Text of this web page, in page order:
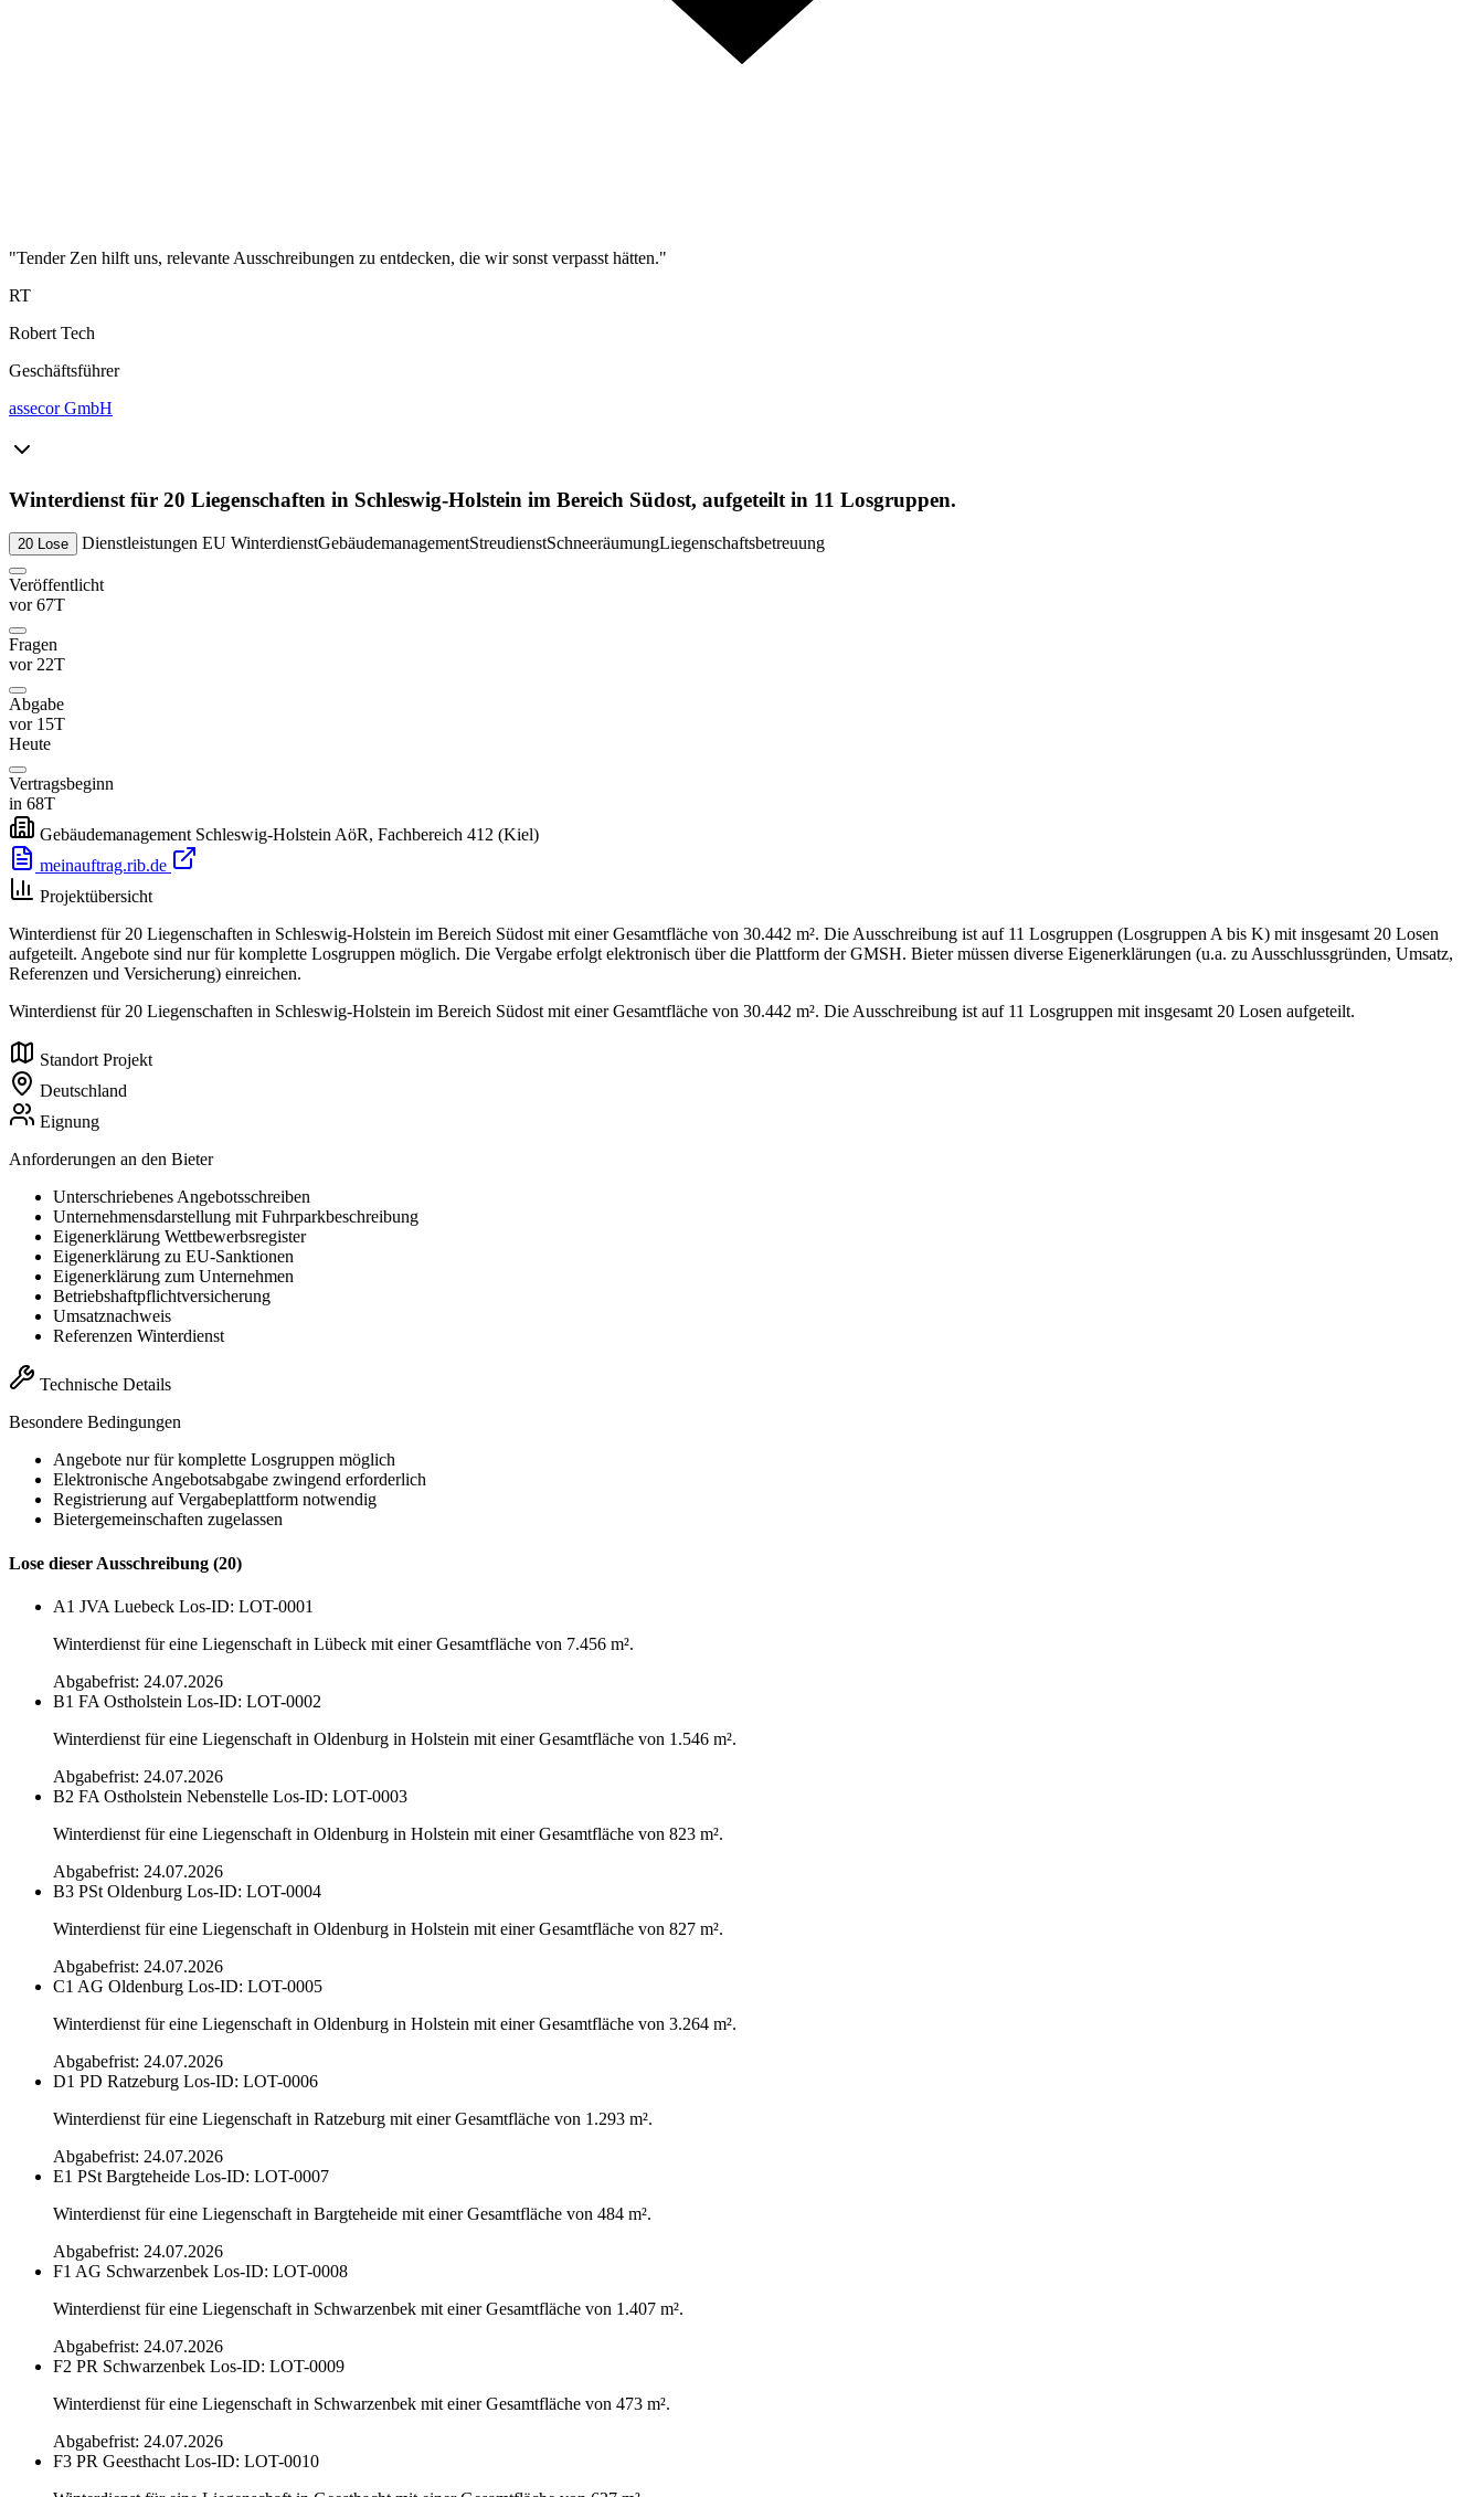
"Tender Zen hilft uns, relevante Ausschreibungen zu entdecken, die wir sonst verpasst hätten."
RT
Robert Tech
Geschäftsführer
assecor GmbH
Winterdienst für 20 Liegenschaften in Schleswig-Holstein im Bereich Südost, aufgeteilt in 11 Losgruppen.
20 Lose Dienstleistungen EU WinterdienstGebäudemanagementStreudienstSchneeräumungLiegenschaftsbetreuung
Veröffentlicht
vor 67T
Fragen
vor 22T
Abgabe
vor 15T
Heute
Vertragsbeginn
in 68T
Gebäudemanagement Schleswig-Holstein AöR, Fachbereich 412 (Kiel)
meinauftrag.rib.de
Projektübersicht
Winterdienst für 20 Liegenschaften in Schleswig-Holstein im Bereich Südost mit einer Gesamtfläche von 30.442 m². Die Ausschreibung ist auf 11 Losgruppen (Losgruppen A bis K) mit insgesamt 20 Losen
aufgeteilt. Angebote sind nur für komplette Losgruppen möglich. Die Vergabe erfolgt elektronisch über die Plattform der GMSH. Bieter müssen diverse Eigenerklärungen (u.a. zu Ausschlussgründen, Umsatz,
Referenzen und Versicherung) einreichen.
Winterdienst für 20 Liegenschaften in Schleswig-Holstein im Bereich Südost mit einer Gesamtfläche von 30.442 m². Die Ausschreibung ist auf 11 Losgruppen mit insgesamt 20 Losen aufgeteilt.
Standort Projekt
Deutschland
Eignung
Anforderungen an den Bieter
Unterschriebenes Angebotsschreiben
Unternehmensdarstellung mit Fuhrparkbeschreibung
Eigenerklärung Wettbewerbsregister
Eigenerklärung zu EU-Sanktionen
Eigenerklärung zum Unternehmen
Betriebshaftpflichtversicherung
Umsatznachweis
Referenzen Winterdienst
Technische Details
Besondere Bedingungen
Angebote nur für komplette Losgruppen möglich
Elektronische Angebotsabgabe zwingend erforderlich
Registrierung auf Vergabeplattform notwendig
Bietergemeinschaften zugelassen
Lose dieser Ausschreibung (20)
A1 JVA Luebeck Los-ID: LOT-0001
Winterdienst für eine Liegenschaft in Lübeck mit einer Gesamtfläche von 7.456 m².
Abgabefrist: 24.07.2026
B1 FA Ostholstein Los-ID: LOT-0002
Winterdienst für eine Liegenschaft in Oldenburg in Holstein mit einer Gesamtfläche von 1.546 m².
Abgabefrist: 24.07.2026
B2 FA Ostholstein Nebenstelle Los-ID: LOT-0003
Winterdienst für eine Liegenschaft in Oldenburg in Holstein mit einer Gesamtfläche von 823 m².
Abgabefrist: 24.07.2026
B3 PSt Oldenburg Los-ID: LOT-0004
Winterdienst für eine Liegenschaft in Oldenburg in Holstein mit einer Gesamtfläche von 827 m².
Abgabefrist: 24.07.2026
C1 AG Oldenburg Los-ID: LOT-0005
Winterdienst für eine Liegenschaft in Oldenburg in Holstein mit einer Gesamtfläche von 3.264 m².
Abgabefrist: 24.07.2026
D1 PD Ratzeburg Los-ID: LOT-0006
Winterdienst für eine Liegenschaft in Ratzeburg mit einer Gesamtfläche von 1.293 m².
Abgabefrist: 24.07.2026
E1 PSt Bargteheide Los-ID: LOT-0007
Winterdienst für eine Liegenschaft in Bargteheide mit einer Gesamtfläche von 484 m².
Abgabefrist: 24.07.2026
F1 AG Schwarzenbek Los-ID: LOT-0008
Winterdienst für eine Liegenschaft in Schwarzenbek mit einer Gesamtfläche von 1.407 m².
Abgabefrist: 24.07.2026
F2 PR Schwarzenbek Los-ID: LOT-0009
Winterdienst für eine Liegenschaft in Schwarzenbek mit einer Gesamtfläche von 473 m².
Abgabefrist: 24.07.2026
F3 PR Geesthacht Los-ID: LOT-0010